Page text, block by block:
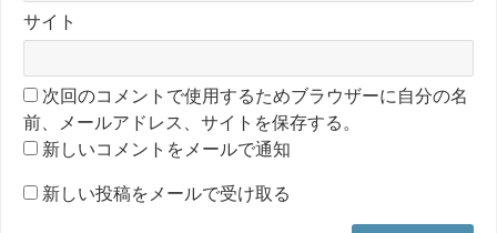
サイト
次回のコメントで使用するためブラウザーに自分の名
前、メールアドレス、サイトを保存する。
新しいコメントをメールで通知
新しい投稿をメールで受け取る